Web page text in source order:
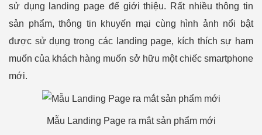
sử dụng landing page để giới thiệu. Rất nhiều thông tin
sản phẩm, thông tin khuyến mại cùng hình ảnh nổi bật
được sử dụng trong các landing page, kích thích sự ham
muốn của khách hàng muốn sở hữu một chiếc smartphone
mới.
Mẫu Landing Page ra mắt sản phẩm mới